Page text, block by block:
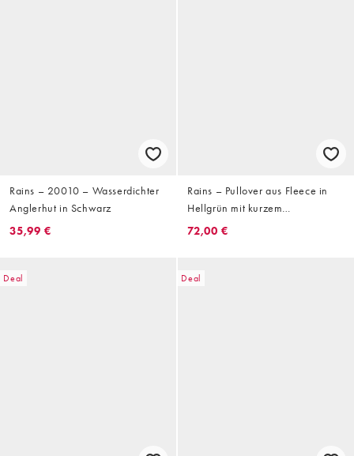
Rains – 20010 – Wasserdichter
Anglerhut in Schwarz
35,99 €
Rains – Pullover aus Fleece in
Hellgrün mit kurzem
Reißverschluss
72,00 €
Deal Deal